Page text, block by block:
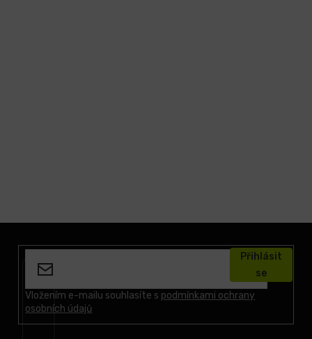
Vložením e-mailu souhlasíte s podmínkami ochrany
osobních údajů
Přihlásit
se